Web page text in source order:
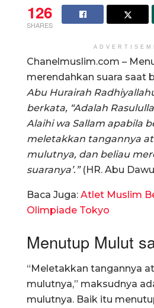
126
SHARES
Chanelmuslim.com –
merendahkan suara saat
Abu Hurairah
berkata, “Adalah
Alaihi wa Sallam apabila
meletakkan tangannya
mulutnya, dan beliau
suaranya’.”(HR. Abu
Baca Juga: Atlet Muslim
Olimpiade Tokyo
Menutup Mulut
“Meletakkan tangannya
mulutnya,” maksudnya
mulutnya. Baik itu